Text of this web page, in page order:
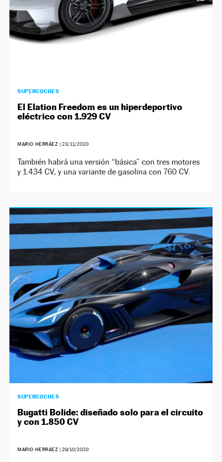
SUPERCOCHES
El Elation Freedom es un hiperdeportivo
eléctrico con 1.929 CV
MARIO HERRÁEZ | 23/11/2020
También habrá una versión “básica” con tres motores
y 1.434 CV, y una variante de gasolina con 760 CV.
SUPERCOCHES
Bugatti Bolide: diseñado solo para el circuito
y con 1.850 CV
MARIO HERRÁEZ | 29/10/2020